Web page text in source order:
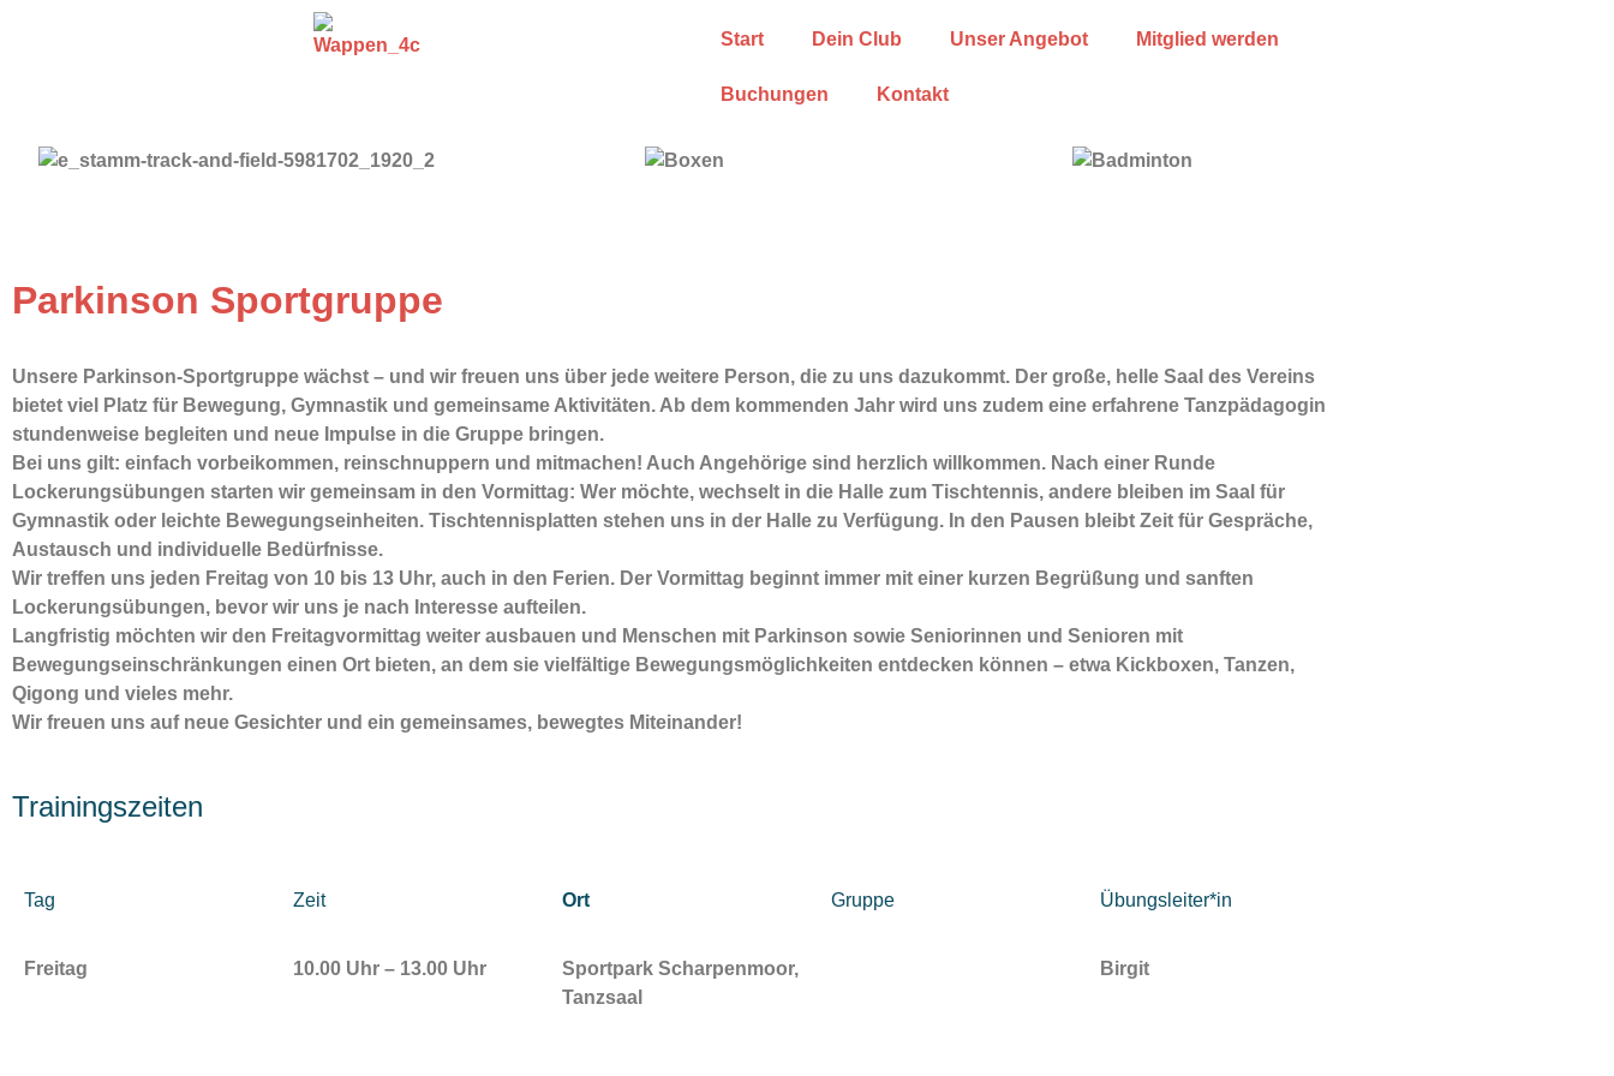
Start Dein Club Unser Angebot Mitglied werden
Buchungen Kontakt
Parkinson Sportgruppe
Unsere Parkinson-Sportgruppe wächst – und wir freuen uns über jede weitere Person, die zu uns dazukommt. Der große, helle Saal des Vereins
bietet viel Platz für Bewegung, Gymnastik und gemeinsame Aktivitäten. Ab dem kommenden Jahr wird uns zudem eine erfahrene Tanzpädagogin
stundenweise begleiten und neue Impulse in die Gruppe bringen.
Bei uns gilt: einfach vorbeikommen, reinschnuppern und mitmachen! Auch Angehörige sind herzlich willkommen. Nach einer Runde
Lockerungsübungen starten wir gemeinsam in den Vormittag: Wer möchte, wechselt in die Halle zum Tischtennis, andere bleiben im Saal für
Gymnastik oder leichte Bewegungseinheiten. Tischtennisplatten stehen uns in der Halle zu Verfügung. In den Pausen bleibt Zeit für Gespräche,
Austausch und individuelle Bedürfnisse.
Wir treffen uns jeden Freitag von 10 bis 13 Uhr, auch in den Ferien. Der Vormittag beginnt immer mit einer kurzen Begrüßung und sanften
Lockerungsübungen, bevor wir uns je nach Interesse aufteilen.
Langfristig möchten wir den Freitagvormittag weiter ausbauen und Menschen mit Parkinson sowie Seniorinnen und Senioren mit
Bewegungseinschränkungen einen Ort bieten, an dem sie vielfältige Bewegungsmöglichkeiten entdecken können – etwa Kickboxen, Tanzen,
Qigong und vieles mehr.
Wir freuen uns auf neue Gesichter und ein gemeinsames, bewegtes Miteinander!
Trainingszeiten
Tag
Freitag
Zeit
10.00 Uhr – 13.00 Uhr
Ort
Sportpark Scharpenmoor,
Tanzsaal
Gruppe Übungsleiter*in
Birgit